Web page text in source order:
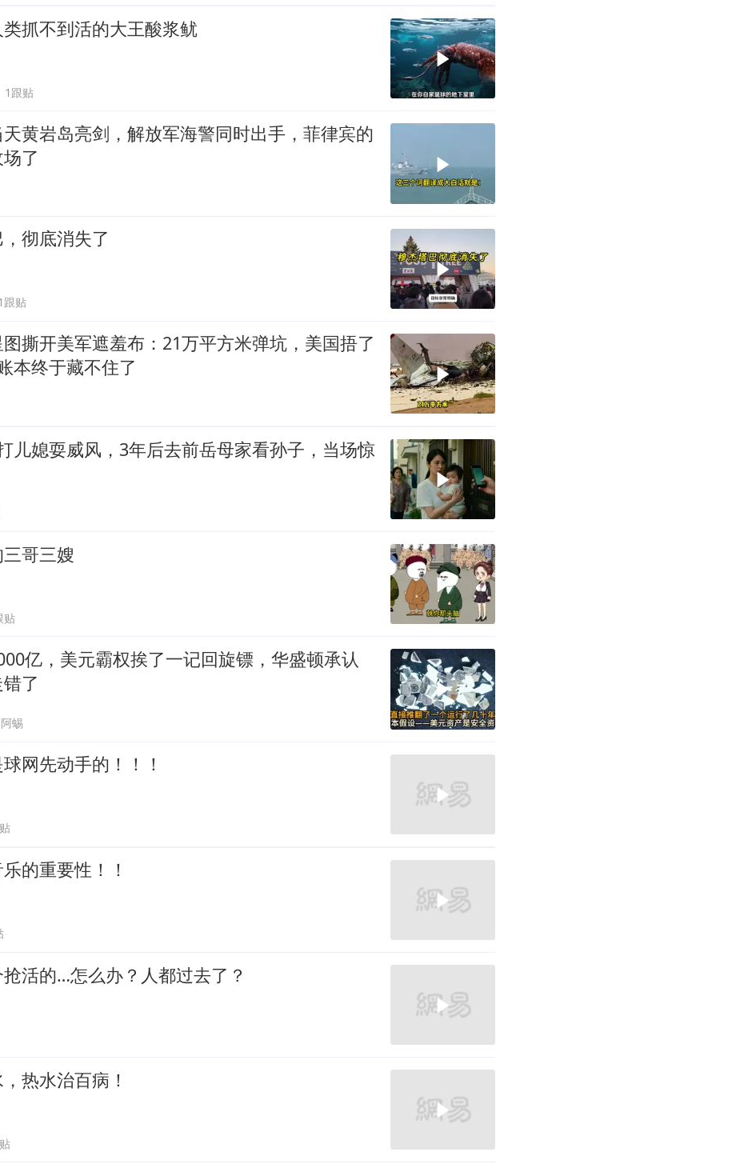
抓不到活的大王酸浆鱿
1跟贴
黄岩岛亮剑，解放军海警同时出手，菲律宾的
了
彻底消失了
跟贴
撕开美军遮羞布：21万平方米弹坑，美国捂了
本终于藏不住了
儿媳耍威风，3年后去前岳母家看孙子，当场惊
哥三嫂
贴
亿，美元霸权挨了一记回旋镖，华盛顿承认
了
蜴
网先动手的！！！
的重要性！！
活的…怎么办？人都过去了？
热水治百病！